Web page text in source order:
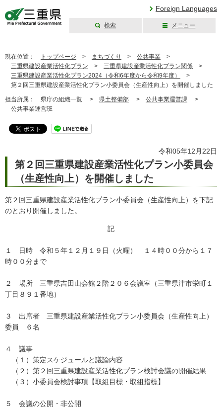
Foreign Languages
検索 メニュー
現在位置： トップページ > まちづくり > 公共事業 >
三重県建設産業活性化プラン > 三重県建設産業活性化プラン関係 >
三重県建設産業活性化プラン2024（令和6年度から令和9年度）
>
第２回三重県建設産業活性化プラン小委員会（生産性向上）を開催しました
担当所属： 県庁の組織一覧 > 県土整備部 > 公共事業運営課 >
公共事業運営班
令和05年12月22日
第２回三重県建設産業活性化プラン小委員会
（生産性向上）を開催しました
第２回三重県建設産業活性化プラン小委員会（生産性向上）を下記
のとおり開催しました。
記
１ 日時 令和５年１２月１９日（火曜） １４時００分から１７
時００分まで
２ 場所 三重県吉田山会館２階２０６会議室（三重県津市栄町１
丁目８９１番地）
３ 出席者 三重県建設産業活性化プラン小委員会（生産性向上）
委員 ６名
４ 議事
（１）策定スケジュールと議論内容
（２）第２回三重県建設産業活性化プラン検討会議の開催結果
（３）小委員会検討事項【取組目標・取組指標】
５ 会議の公開・非公開